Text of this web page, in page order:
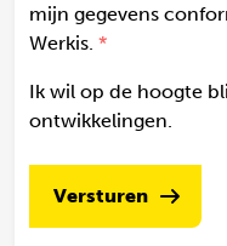
mijn gegevens
Werkis.
Ik wil op de hoogte
ontwikkelingen.
Versturen